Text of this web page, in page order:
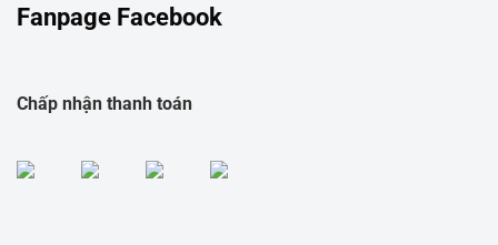
Fanpage Facebook
Chấp nhận thanh toán